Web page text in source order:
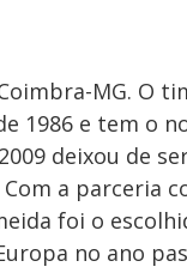
MG. O
1986 e tem o
deixou de
a parceria
foi o
no ano